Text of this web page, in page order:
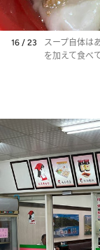
16 / 23
スープ自体は
を加えて食べて